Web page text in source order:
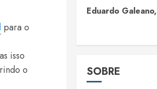
para o
isso
o
Eduardo
SOBRE